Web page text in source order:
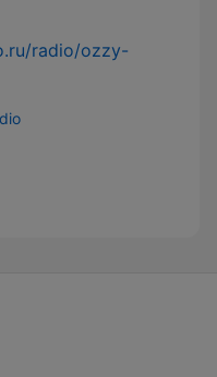
radio/ozzy-